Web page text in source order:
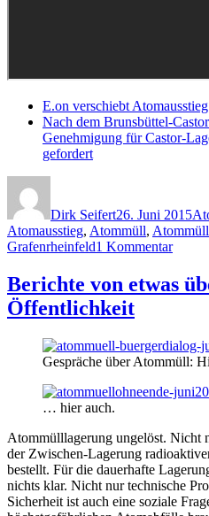
E.on verschiebt
Nach dem Brunsbüttel-
Genehmigung für Castor-
gefordert
Dirk Seifert26. Juni 2015
Atomausstieg, Atommüll,
Grafenrheinfeld1 Kommentarzu
geht
bleibt
Berichte von etwas
Öffentlichkeit
Gespräche über Atommüll:
… hier auch.
Atommülllagerung ungelöst. Nicht
der Zwischen-Lagerung
bestellt. Für die dauerhafte
nichts klar. Nicht nur technische
Sicherheit ist auch eine soziale